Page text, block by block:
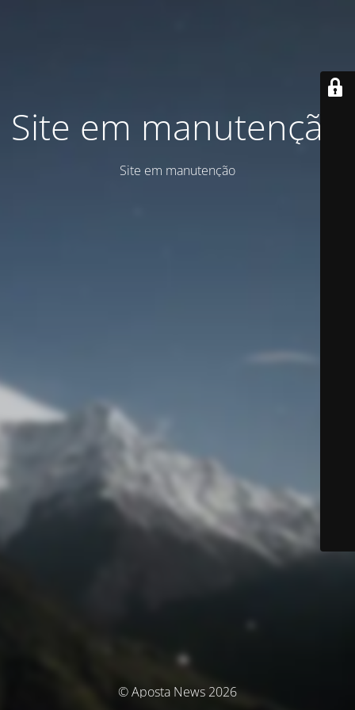
Site em manutenção
Site em manutenção
© Aposta News 2026